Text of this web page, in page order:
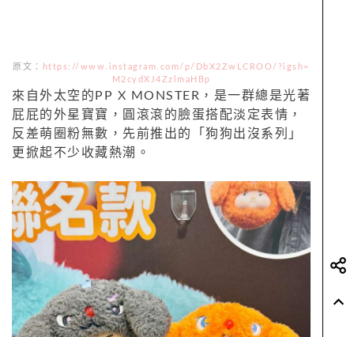
原文：
https://www.instagram.com/p/DbX2ZwLCROO/?igsh=
M2cydXJ4ZzlmaHBp
來自外太空的PP X MONSTER，是一群總是光著
屁屁的外星寶寶，圓滾滾的臉蛋搭配淡定表情，
反差萌圈粉無數，先前推出的「狗狗出沒系列」
更掀起不少收藏熱潮。